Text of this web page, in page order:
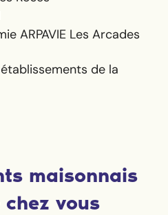
ARPAVIE Les Arcades
de la
maisonnais
vous